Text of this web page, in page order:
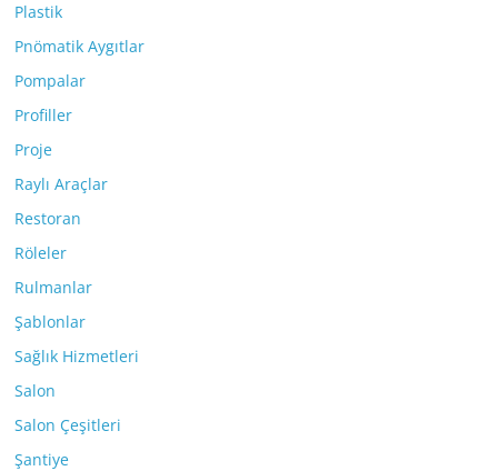
Plastik
Pnömatik Aygıtlar
Pompalar
Profiller
Proje
Raylı Araçlar
Restoran
Röleler
Rulmanlar
Şablonlar
Sağlık Hizmetleri
Salon
Salon Çeşitleri
Şantiye